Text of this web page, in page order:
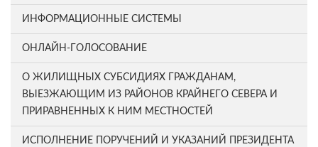
ИНФОРМАЦИОННЫЕ СИСТЕМЫ
ОНЛАЙН-ГОЛОСОВАНИЕ
О ЖИЛИЩНЫХ СУБСИДИЯХ ГРАЖДАНАМ,
ВЫЕЗЖАЮЩИМ ИЗ РАЙОНОВ КРАЙНЕГО СЕВЕРА И
ПРИРАВНЕННЫХ К НИМ МЕСТНОСТЕЙ
ИСПОЛНЕНИЕ ПОРУЧЕНИЙ И УКАЗАНИЙ ПРЕЗИДЕНТА